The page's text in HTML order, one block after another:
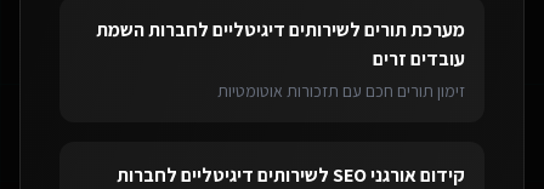
מערכת תוריםלשירותים דיגיטליים לחברות השמת
עובדים זרים
זימון תורים חכם עם תזכורות אוטומטיות
קידום אורגני SEO לשירותים דיגיטליים לחברות